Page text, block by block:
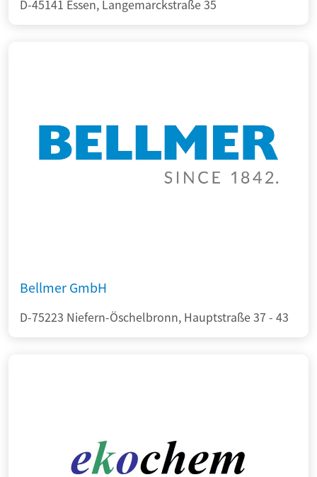
D-45141 Essen, Langemarckstraße 35
Bellmer GmbH
D-75223 Niefern-Öschelbronn, Hauptstraße 37 - 43